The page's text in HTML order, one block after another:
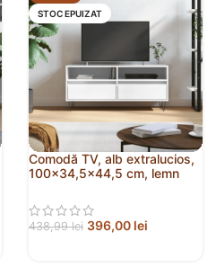
STOC EPUIZAT
Comodă TV, alb extralucios,
100×34,5×44,5 cm, lemn
438,99lei 396,00 lei